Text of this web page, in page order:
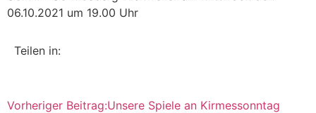
06.10.2021 um 19.00 Uhr
Teilen in:
Vorheriger Beitrag:Unsere Spiele an Kirmessonntag